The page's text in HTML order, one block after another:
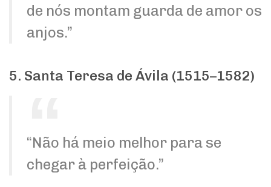
de nós montam guarda de amor os
anjos.”
5. Santa Teresa de Ávila (1515–1582)
“Não há meio melhor para se
chegar à perfeição.”